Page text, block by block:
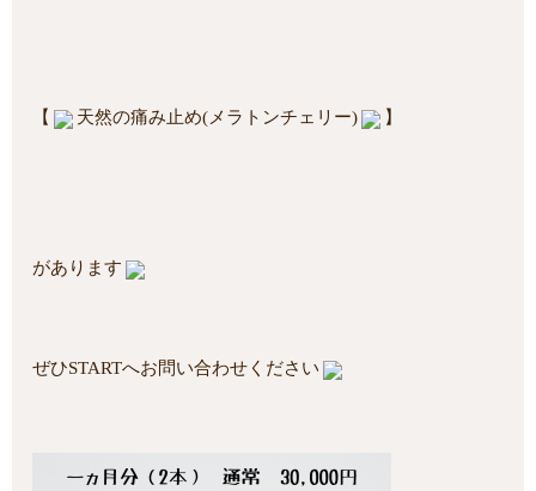
【 天然の痛み止め(メラトンチェリー) 】
があります
ぜひSTARTへお問い合わせください